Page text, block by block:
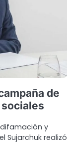
de
y
Sujarchuk realizó